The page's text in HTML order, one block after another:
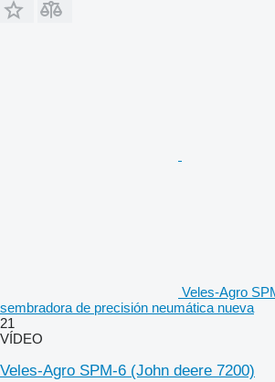
Veles-Agro
sembradora de precisión neumática nueva
21
VÍDEO
Veles-Agro SPM-6 (John deere 7200)